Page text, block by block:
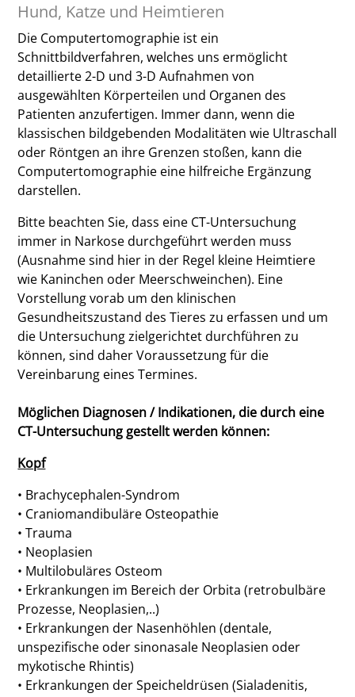
Hund, Katze und Heimtieren
Die Computertomographie ist ein
Schnittbildverfahren, welches uns ermöglicht
detaillierte 2-D und 3-D Aufnahmen von
ausgewählten Körperteilen und Organen des
Patienten anzufertigen. Immer dann, wenn die
klassischen bildgebenden Modalitäten wie Ultraschall
oder Röntgen an ihre Grenzen stoßen, kann die
Computertomographie eine hilfreiche Ergänzung
darstellen.
Bitte beachten Sie, dass eine CT-Untersuchung
immer in Narkose durchgeführt werden muss
(Ausnahme sind hier in der Regel kleine Heimtiere
wie Kaninchen oder Meerschweinchen). Eine
Vorstellung vorab um den klinischen
Gesundheitszustand des Tieres zu erfassen und um
die Untersuchung zielgerichtet durchführen zu
können, sind daher Voraussetzung für die
Vereinbarung eines Termines.
Möglichen Diagnosen / Indikationen, die durch eine
CT-Untersuchung gestellt werden können:
Kopf
• Brachycephalen-Syndrom
• Craniomandibuläre Osteopathie
• Trauma
• Neoplasien
• Multilobuläres Osteom
• Erkrankungen im Bereich der Orbita (retrobulbäre
Prozesse, Neoplasien,..)
• Erkrankungen der Nasenhöhlen (dentale,
unspezifische oder sinonasale Neoplasien oder
mykotische Rhintis)
• Erkrankungen der Speicheldrüsen (Sialadenitis,